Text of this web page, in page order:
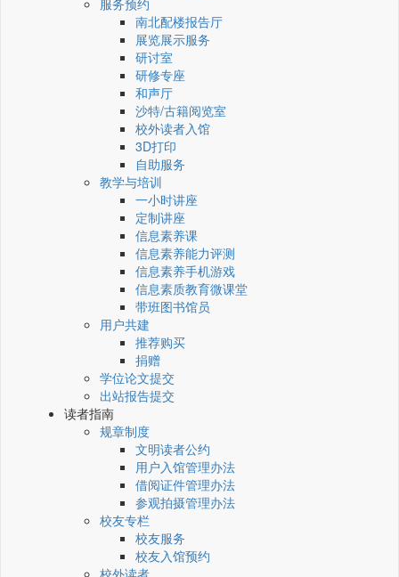
服务预约
南北配楼报告厅
展览展示服务
研讨室
研修专座
和声厅
沙特/古籍阅览室
校外读者入馆
3D打印
自助服务
教学与培训
一小时讲座
定制讲座
信息素养课
信息素养能力评测
信息素养手机游戏
信息素质教育微课堂
带班图书馆员
用户共建
推荐购买
捐赠
学位论文提交
出站报告提交
读者指南
规章制度
文明读者公约
用户入馆管理办法
借阅证件管理办法
参观拍摄管理办法
校友专栏
校友服务
校友入馆预约